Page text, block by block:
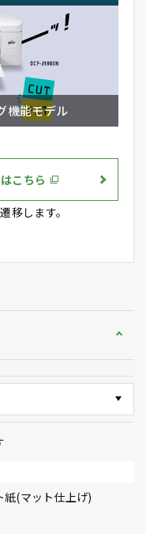
機能モデル
こちら
移します。
紙(マット仕上げ)